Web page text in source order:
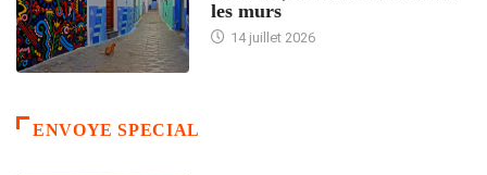
les murs
14 juillet 2026
ENVOYE SPECIAL